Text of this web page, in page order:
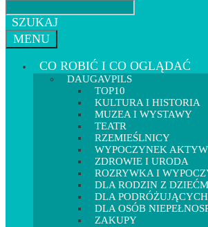
SZUKAJ
MENU
CO ROBIĆ I CO OGLĄDAĆ
DAUGAVPILS
TOP10
KULTURA I HISTORIA
MUZEA I WYSTAWY
TEATR
RZEMIEŚLNICY
WYPOCZYNEK
ZDROWIE I URODA
ROZRYWKA I
DLA RODZIN Z
DLA
DLA OSÓB
ZAKUPY